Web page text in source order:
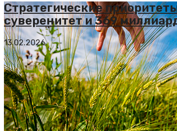
Стратегические
суверенитет и 369
13.02.2026